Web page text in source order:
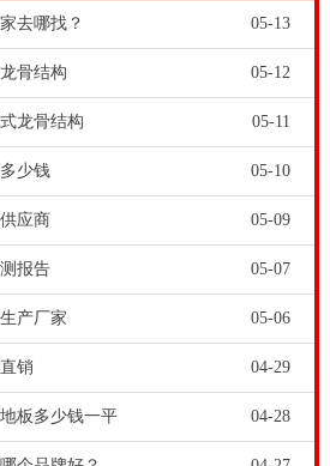
去哪找？ 05-13
骨结构 05-12
龙骨结构 05-11
少钱 05-10
应商 05-09
报告 05-07
产厂家 05-06
销 04-29
板多少钱一平 04-28